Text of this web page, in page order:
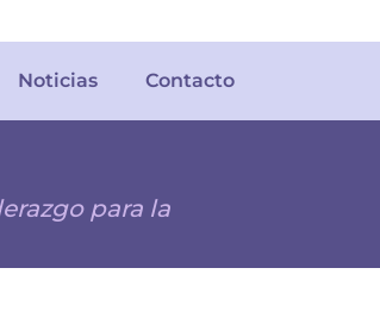
Noticias Contacto
para la